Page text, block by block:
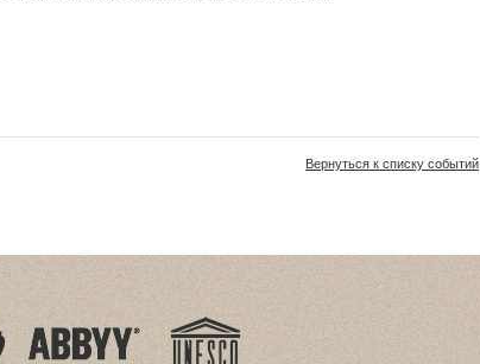
Вернуться к списку событий